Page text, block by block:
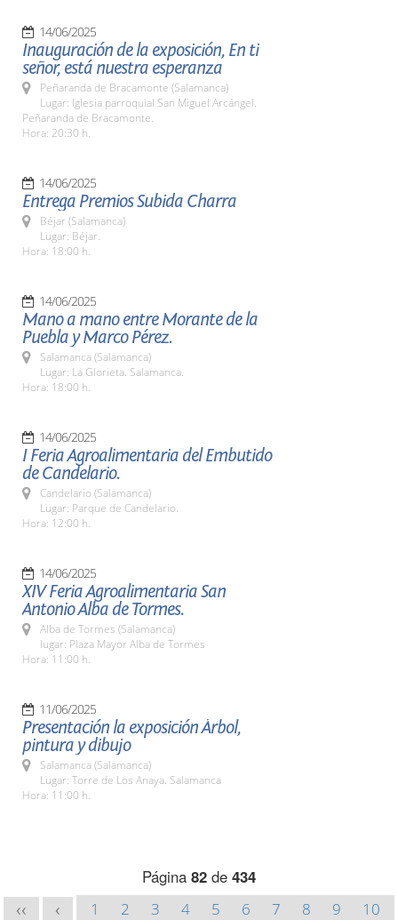
14/06/2025
Inauguración de la exposición, En ti
señor, está nuestra esperanza
Peñaranda de Bracamonte (Salamanca)
Lugar: Iglesia parroquial San Miguel Arcángel.
Peñaranda de Bracamonte.
Hora: 20:30 h.
14/06/2025
Entrega Premios Subida Charra
Béjar (Salamanca)
Lugar: Béjar.
Hora: 18:00 h.
14/06/2025
Mano a mano entre Morante de la
Puebla y Marco Pérez.
Salamanca (Salamanca)
Lugar: La Glorieta. Salamanca.
Hora: 18:00 h.
14/06/2025
I Feria Agroalimentaria del Embutido
de Candelario.
Candelario (Salamanca)
Lugar: Parque de Candelario.
Hora: 12:00 h.
14/06/2025
XIV Feria Agroalimentaria San
Antonio Alba de Tormes.
Alba de Tormes (Salamanca)
lugar: Plaza Mayor Alba de Tormes
Hora: 11:00 h.
11/06/2025
Presentación la exposición Árbol,
pintura y dibujo
Salamanca (Salamanca)
Lugar: Torre de Los Anaya. Salamanca
Hora: 11:00 h.
Página 82 de 434
<< < 1 2 3 4 5 6 7 8 9
10